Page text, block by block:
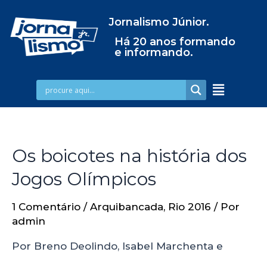
Jornalismo Júnior.
Há 20 anos formando
e informando.
Os boicotes na história dos
Jogos Olímpicos
1 Comentário / Arquibancada, Rio 2016 / Por
admin
Por Breno Deolindo, Isabel Marchenta e